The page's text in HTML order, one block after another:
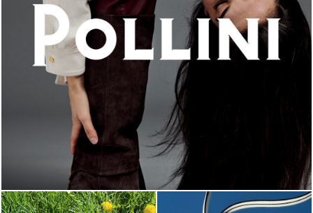
An ode to the house’s vibrant Italian roots, the new...